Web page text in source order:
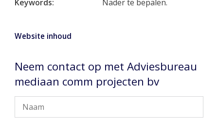
Keywords: Nader te bepalen.
Website inhoud
Neem contact op met Adviesbureau
mediaan comm projecten bv